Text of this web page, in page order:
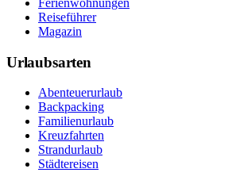
Ferienwohnungen
Reiseführer
Magazin
Urlaubsarten
Abenteuerurlaub
Backpacking
Familienurlaub
Kreuzfahrten
Strandurlaub
Städtereisen